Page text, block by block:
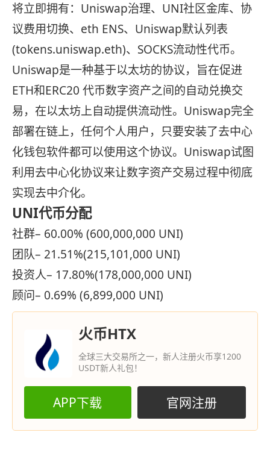
将立即拥有：Uniswap治理、UNI社区金库、协
议费用切换、eth ENS、Uniswap默认列表
(tokens.uniswap.eth)、SOCKS流动性代币。
Uniswap是一种基于以太坊的协议，旨在促进
ETH和ERC20 代币数字资产之间的自动兑换交
易，在以太坊上自动提供流动性。Uniswap完全
部署在链上，任何个人用户，只要安装了去中心
化钱包软件都可以使用这个协议。Uniswap试图
利用去中心化协议来让数字资产交易过程中彻底
实现去中介化。
UNI代币分配
社群– 60.00% (600,000,000 UNI)
团队– 21.51%(215,101,000 UNI)
投资人– 17.80%(178,000,000 UNI)
顾问– 0.69% (6,899,000 UNI)
火币HTX
全球三大交易所之一，新人注册火币享1200
USDT新人礼包！
APP下载 官网注册